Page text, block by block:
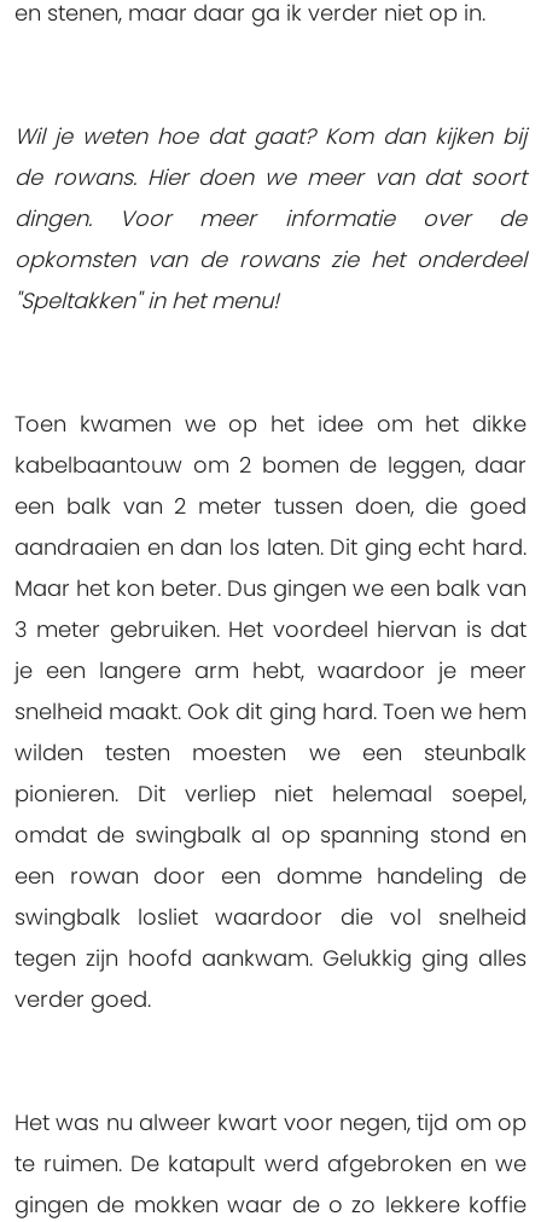
en stenen, maar daar ga ik verder niet op in.
Wil je weten hoe dat gaat? Kom dan kijken bij
de rowans. Hier doen we meer van dat soort
dingen. Voor meer informatie over de
opkomsten van de rowans zie het onderdeel
"Speltakken" in het menu!
Toen kwamen we op het idee om het dikke
kabelbaantouw om 2 bomen de leggen, daar
een balk van 2 meter tussen doen, die goed
aandraaien en dan los laten. Dit ging echt hard.
Maar het kon beter. Dus gingen we een balk van
3 meter gebruiken. Het voordeel hiervan is dat
je een langere arm hebt, waardoor je meer
snelheid maakt. Ook dit ging hard. Toen we hem
wilden testen moesten we een steunbalk
pionieren. Dit verliep niet helemaal soepel,
omdat de swingbalk al op spanning stond en
een rowan door een domme handeling de
swingbalk losliet waardoor die vol snelheid
tegen zijn hoofd aankwam. Gelukkig ging alles
verder goed.
Het was nu alweer kwart voor negen, tijd om op
te ruimen. De katapult werd afgebroken en we
gingen de mokken waar de o zo lekkere koffie